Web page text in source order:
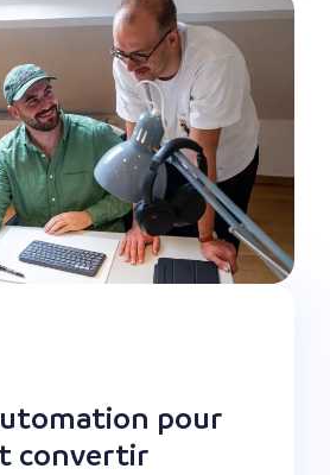
pour
convertir